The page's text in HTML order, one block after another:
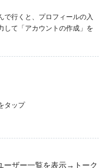
で行くと、プロフィールの入
して「アカウントの作成」を
タップ
ザー一覧を表示→トーク